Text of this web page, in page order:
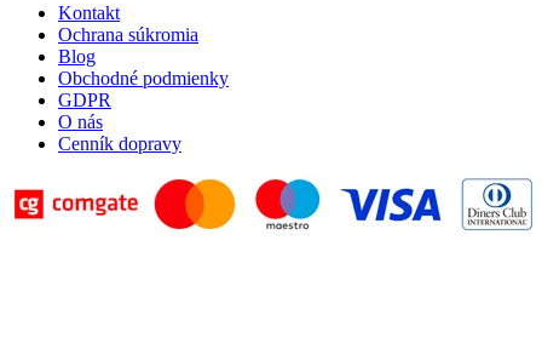
Kontakt
Ochrana súkromia
Blog
Obchodné podmienky
GDPR
O nás
Cenník dopravy